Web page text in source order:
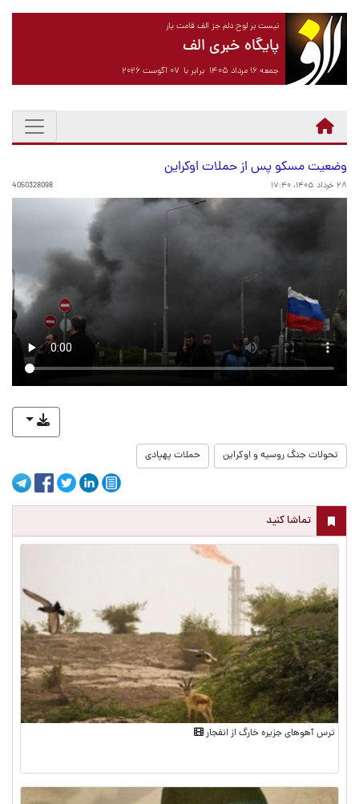
نیست بر لوح دلم جز الف قامت یار
پایگاه خبری الف
جمعه ۱۶ مرداد ۱۴۰۵ برابر با ۰۷ آگوست ۲۰۲۶
وضعیت مسکو پس از حملات اوکراین
۲۸ خرداد ۱۴۰۵، ۱۷:۴۰ 4050328098
تحولات جنگ روسیه و اوکراین حملات پهپادی
تماشا کنید
ترس آهوهای جزیره خارگ از انفجار